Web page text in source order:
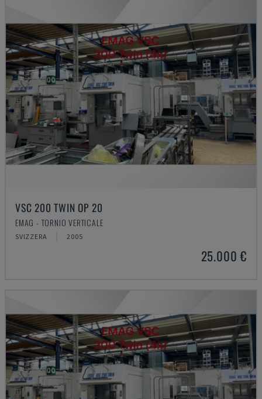
VSC 200 TWIN OP 20
EMAG - TORNIO VERTICALE
SVIZZERA 2005
25.000 €